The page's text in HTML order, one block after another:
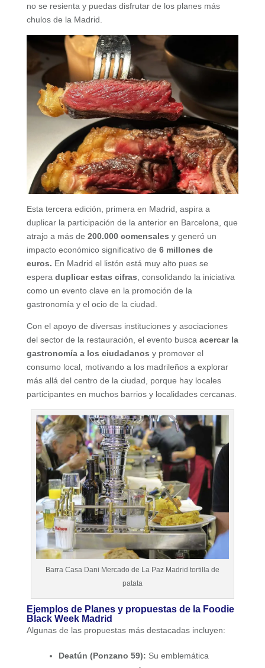
no se resienta y puedas disfrutar de los planes más
chulos de la Madrid.
Esta tercera edición, primera en Madrid, aspira a
duplicar la participación de la anterior en Barcelona, que
atrajo a más de 200.000 comensales y generó un
impacto económico significativo de 6 millones de
euros. En Madrid el listón está muy alto pues se
espera duplicar estas cifras , consolidando la iniciativa
como un evento clave en la promoción de la
gastronomía y el ocio de la ciudad.
Con el apoyo de diversas instituciones y asociaciones
del sector de la restauración, el evento busca acercar la
gastronomía a los ciudadanos y promover el
consumo local, motivando a los madrileños a explorar
más allá del centro de la ciudad, porque hay locales
participantes en muchos barrios y localidades cercanas.
Barra Casa Dani Mercado de La Paz Madrid tortilla de
patata
Ejemplos de Planes y propuestas de la Foodie
Black Week Madrid
Algunas de las propuestas más destacadas incluyen:
Deatún (Ponzano 59): Su emblemática